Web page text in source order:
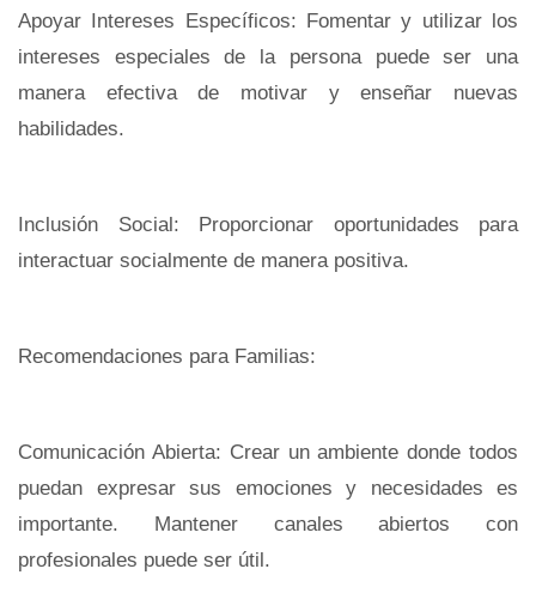
Apoyar Intereses Específicos: Fomentar y utilizar los
intereses especiales de la persona puede ser una
manera efectiva de motivar y enseñar nuevas
habilidades.
Inclusión Social: Proporcionar oportunidades para
interactuar socialmente de manera positiva.
Recomendaciones para Familias:
Comunicación Abierta: Crear un ambiente donde todos
puedan expresar sus emociones y necesidades es
importante. Mantener canales abiertos con
profesionales puede ser útil.